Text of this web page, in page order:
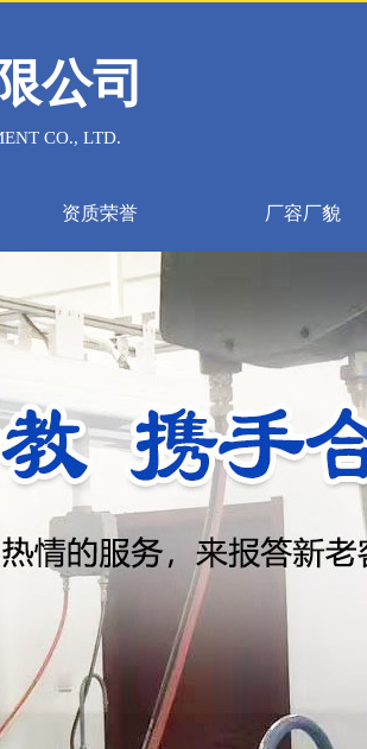
公司
CO., LTD.
资质荣誉 厂容厂貌